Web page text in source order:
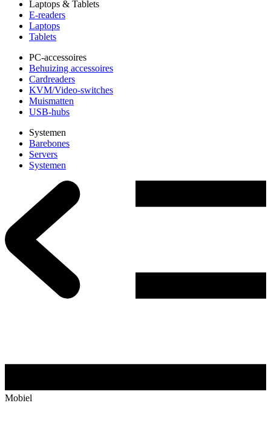
Laptops & Tablets
E-readers
Laptops
Tablets
PC-accessoires
Behuizing accessoires
Cardreaders
KVM/Video-switches
Muismatten
USB-hubs
Systemen
Barebones
Servers
Systemen
Mobiel